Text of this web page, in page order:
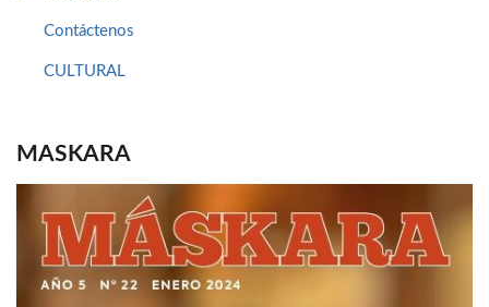
Contáctenos
CULTURAL
MASKARA